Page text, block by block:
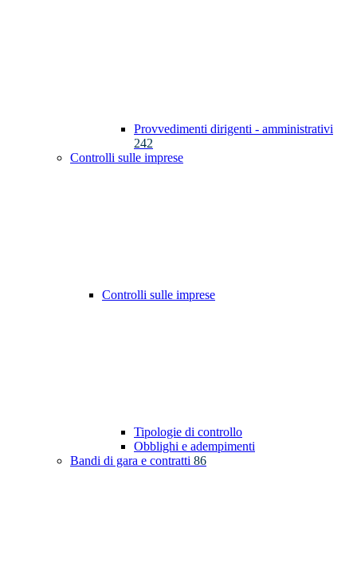
Provvedimenti dirigenti - amministrativi
242
Controlli sulle imprese
Controlli sulle imprese
Tipologie di controllo
Obblighi e adempimenti
Bandi di gara e contratti 86